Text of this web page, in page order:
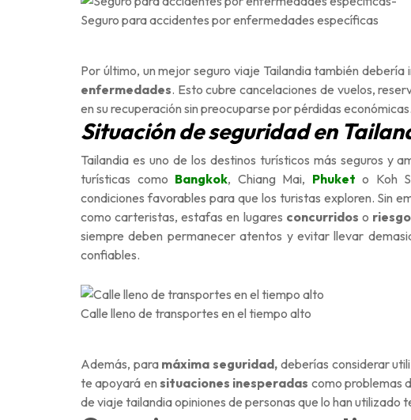
Seguro para accidentes por enfermedades específicas
Por último, un mejor seguro viaje Tailandia también debería
enfermedades. Esto cubre cancelaciones de vuelos,
en su recuperación sin preocuparse por pérdidas económicas.
Situación de seguridad en
Tailandia es uno de los destinos turísticos más seguros y
turísticas como Bangkok, Chiang Mai, Phuket o Koh
condiciones favorables para que los turistas exploren. Sin
como carteristas, estafas en lugares concurridos o
siempre deben permanecer atentos y evitar llevar
confiables.
Calle lleno de transportes en el tiempo alto
Además, para máxima seguridad, deberías considerar
te apoyará en situaciones inesperadas como problemas
de viaje tailandia opiniones de personas que lo han